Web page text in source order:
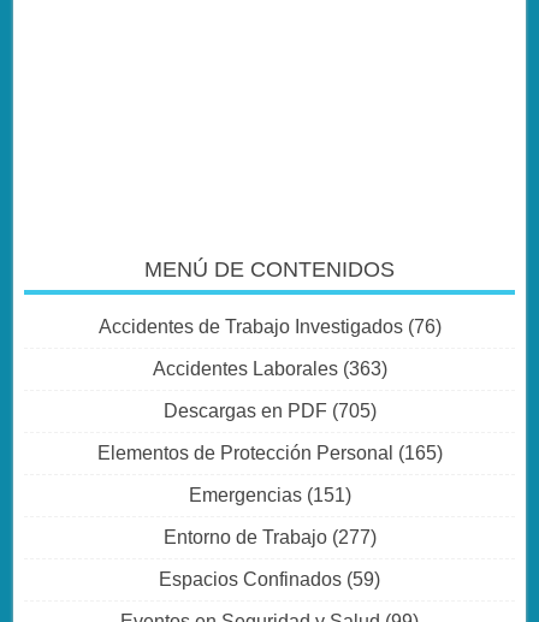
MENÚ DE CONTENIDOS
Accidentes de Trabajo Investigados(76)
Accidentes Laborales(363)
Descargas en PDF(705)
Elementos de Protección Personal (165)
Emergencias(151)
Entorno de Trabajo(277)
Espacios Confinados (59)